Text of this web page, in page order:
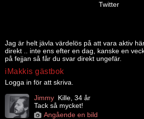
Twitter
Jag är helt jävla värdelös på att vara aktiv
direkt .. inte ens efter en dag, kanske en
på fejjan så får du svar direkt ungefär.
iMakkis gästbok
Logga in för att skriva.
Jimmy Kille, 34 år
Tack så mycket!
Angående en bild